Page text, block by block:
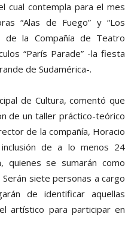
cual contempla para el mes
“Alas de Fuego” y “Los
de la Compañía de Teatro
“París Parade” -la fiesta
de Sudamérica-.
de Cultura, comentó que
de un taller práctico-teórico
de la compañía, Horacio
inclusión de a lo menos 24
quienes se sumarán como
siete personas a cargo
de identificar aquellas
artístico para participar en